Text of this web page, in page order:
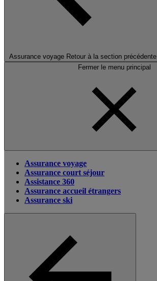
Assurance voyage Retour à la section précédente
Fermer le menu principal
Assurance voyage
Assurance court séjour
Assistance 360
Assurance accueil étrangers
Assurance ski